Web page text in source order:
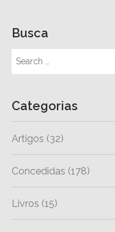
Busca
Categorias
Artigos (32)
Concedidas (178)
Livros (15)